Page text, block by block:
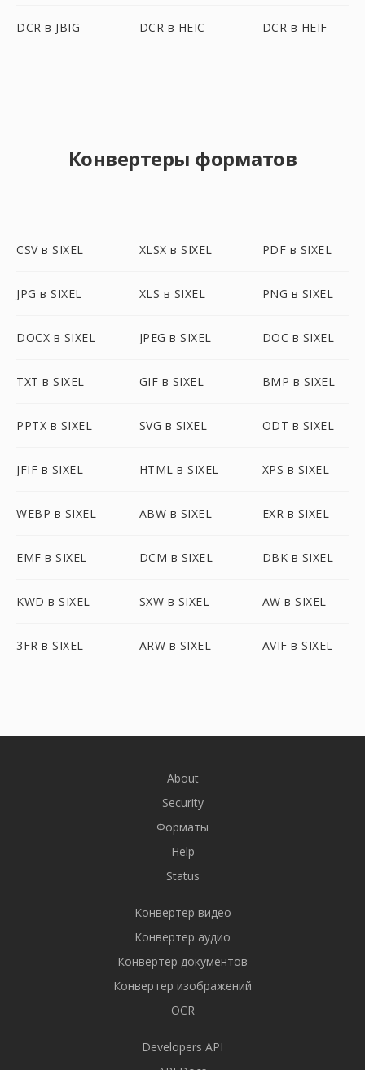
DCR в JBIG DCR в HEIC DCR в HEIF
Конвертеры форматов
CSV в SIXEL XLSX в SIXEL PDF в SIXEL
JPG в SIXEL XLS в SIXEL PNG в SIXEL
DOCX в SIXEL JPEG в SIXEL DOC в SIXEL
TXT в SIXEL GIF в SIXEL BMP в SIXEL
PPTX в SIXEL SVG в SIXEL ODT в SIXEL
JFIF в SIXEL HTML в SIXEL XPS в SIXEL
WEBP в SIXEL ABW в SIXEL EXR в SIXEL
EMF в SIXEL DCM в SIXEL DBK в SIXEL
KWD в SIXEL SXW в SIXEL AW в SIXEL
3FR в SIXEL ARW в SIXEL AVIF в SIXEL
About
Security
Форматы
Help
Status
Конвертер видео
Конвертер аудио
Конвертер документов
Конвертер изображений
OCR
Developers API